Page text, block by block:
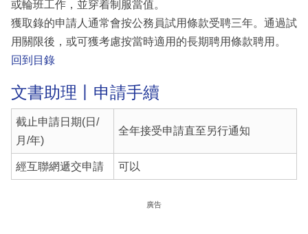
或輪班工作，並穿着制服當值。
獲取錄的申請人通常會按公務員試用條款受聘三年。通過試
用關限後，或可獲考慮按當時適用的長期聘用條款聘用。
回到目錄
文書助理丨申請手續
截止申請日期(日/
月/年)
全年接受申請直至另行通知
經互聯網遞交申請 可以
廣告